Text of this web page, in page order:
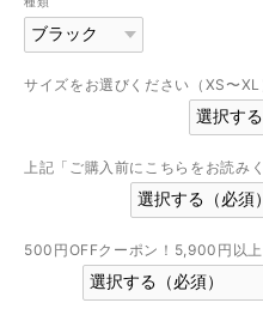
サイズをお選びください（XS〜XL
上記「ご購入前にこちらをお読み
500円OFFクーポン！5,900円以